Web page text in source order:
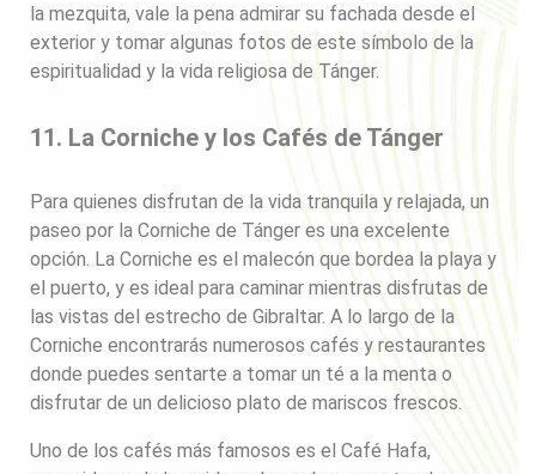
la mezquita, vale la pena admirar su fachada desde el
exterior y tomar algunas fotos de este símbolo de la
espiritualidad y la vida religiosa de Tánger.
11. La Corniche y los Cafés de Tánger
Para quienes disfrutan de la vida tranquila y relajada, un
paseo por la Corniche de Tánger es una excelente
opción. La Corniche es el malecón que bordea la playa y
el puerto, y es ideal para caminar mientras disfrutas de
las vistas del estrecho de Gibraltar. A lo largo de la
Corniche encontrarás numerosos cafés y restaurantes
donde puedes sentarte a tomar un té a la menta o
disfrutar de un delicioso plato de mariscos frescos.
Uno de los cafés más famosos es el Café Hafa,